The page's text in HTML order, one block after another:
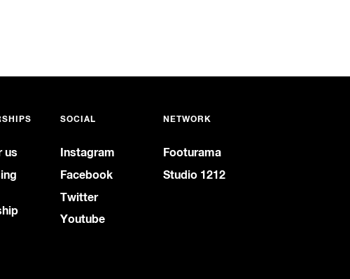
us
SOCIAL
Instagram
Facebook
Twitter
Youtube
NETWORK
Footurama
Studio 1212